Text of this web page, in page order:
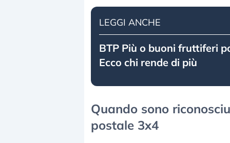
LEGGI ANCHE
BTP Più o buoni fruttiferi
Ecco chi rende di più
Quando sono
postale 3x4